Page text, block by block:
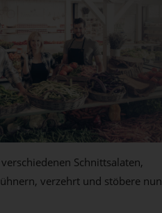
Schnittsalaten,
verzehrt und stöbere nun